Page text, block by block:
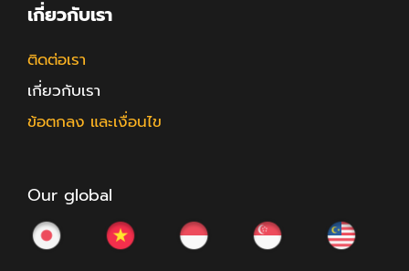
เกี่ยวกับเรา
ติดต่อเรา
เกี่ยวกับเรา
ข้อตกลง และเงื่อนไข
Our global